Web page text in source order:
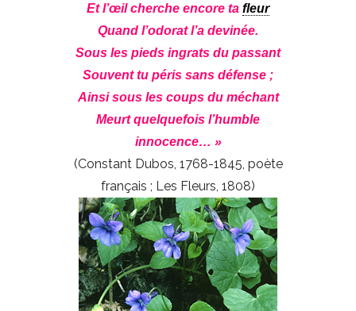
Et l’œil cherche encore ta fleur
Quand l’odorat l’a devinée.
Sous les pieds ingrats du passant
Souvent tu péris sans défense ;
Ainsi sous les coups du méchant
Meurt quelquefois l’humble
innocence… »
(Constant Dubos, 1768-1845, poète
français ; Les Fleurs, 1808)